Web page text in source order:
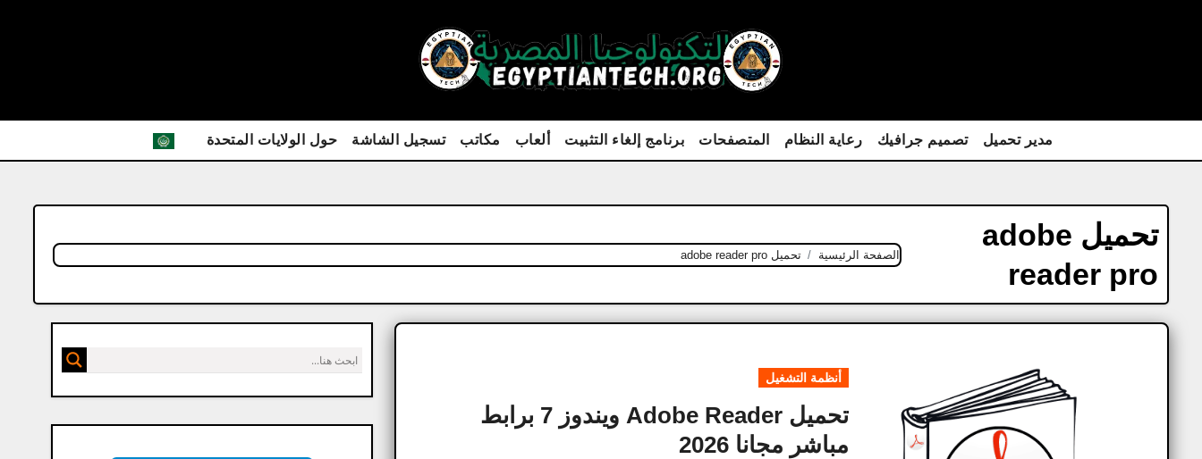
مدير تحميل تصميم جرافيك رعاية النظام المتصفحات برنامج إلغاء التثبيت ألعاب مكاتب تسجيل الشاشة حول الولايات المتحدة
تحميل adobe
reader pro
الصفحة الرئيسية تحميل adobe reader pro
أنظمة التشغيل
تحميل Adobe Reader ويندوز 7 برابط
مباشر مجانا 2026